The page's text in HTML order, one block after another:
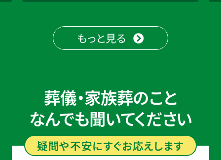
もっと見る
葬儀・家族葬のこと
なんでも聞いてください
疑問や不安にすぐお応えします